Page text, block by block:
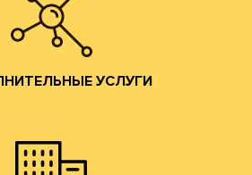
УСЛУГИ
УСЛУГИ
действующих и потенциальных
условия сотрудничества.
производства гофротары.